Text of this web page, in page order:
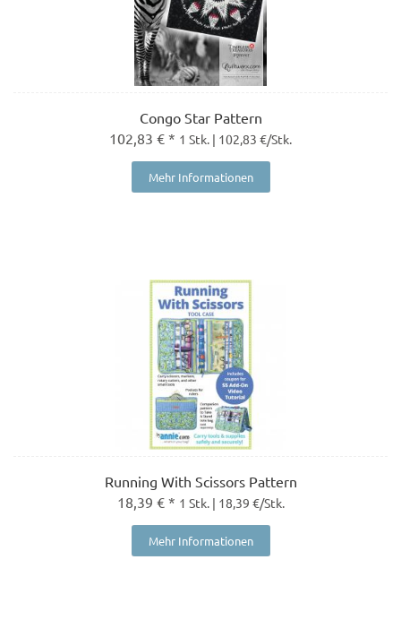
Congo Star Pattern
102,83 € * 1 Stk. | 102,83 €/Stk.
Mehr Informationen
Running With Scissors Pattern
18,39 € * 1 Stk. | 18,39 €/Stk.
Mehr Informationen